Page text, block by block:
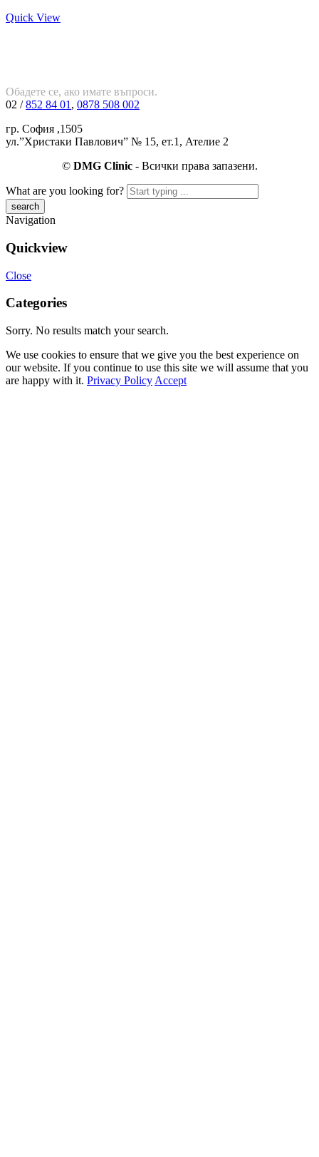
Quick View
Обадете се, ако имате въпроси.
02 /852 84 01 , 0878 508 002
гр. София ,1505
ул.”Христаки Павлович” № 15, ет.1, Ателие 2
© DMG Clinic- Всички права запазени.
What are you looking for?
Navigation
Quickview
Close
Categories
Sorry. No results match your search.
We use cookies to ensure that we give you the best experience on
our website. If you continue to use this site we will assume that you
are happy with it. Privacy Policy Accept